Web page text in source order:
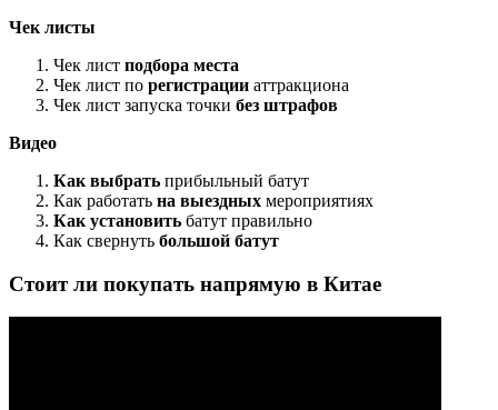
Чек листы
Чек лист подбора места
Чек лист по регистрации аттракциона
Чек лист запуска точки без штрафов
Видео
Как выбрать прибыльный батут
Как работать на выездных мероприятиях
Как установить батут правильно
Как свернуть большой батут
Стоит ли покупать напрямую в Китае